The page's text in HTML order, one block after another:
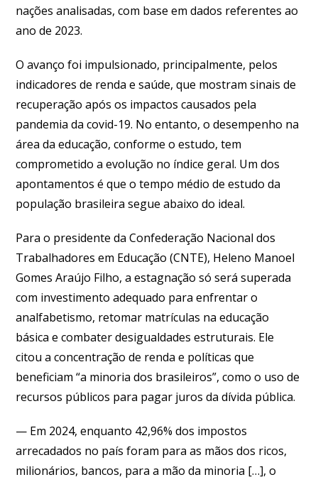
nações analisadas, com base em dados referentes ao
ano de 2023.
O avanço foi impulsionado, principalmente, pelos
indicadores de renda e saúde, que mostram sinais de
recuperação após os impactos causados pela
pandemia da covid-19. No entanto, o desempenho na
área da educação, conforme o estudo, tem
comprometido a evolução no índice geral. Um dos
apontamentos é que o tempo médio de estudo da
população brasileira segue abaixo do ideal.
Para o presidente da Confederação Nacional dos
Trabalhadores em Educação (CNTE), Heleno Manoel
Gomes Araújo Filho, a estagnação só será superada
com investimento adequado para enfrentar o
analfabetismo, retomar matrículas na educação
básica e combater desigualdades estruturais. Ele
citou a concentração de renda e políticas que
beneficiam “a minoria dos brasileiros”, como o uso de
recursos públicos para pagar juros da dívida pública.
— Em 2024, enquanto 42,96% dos impostos
arrecadados no país foram para as mãos dos ricos,
milionários, bancos, para a mão da minoria […], o